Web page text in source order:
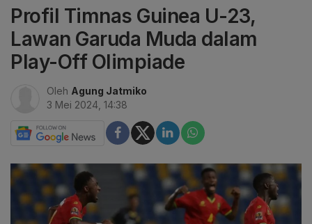
Profil Timnas Guinea U-23,
Lawan Garuda Muda dalam
Play-Off Olimpiade
Oleh Agung Jatmiko
3 Mei 2024, 14:38